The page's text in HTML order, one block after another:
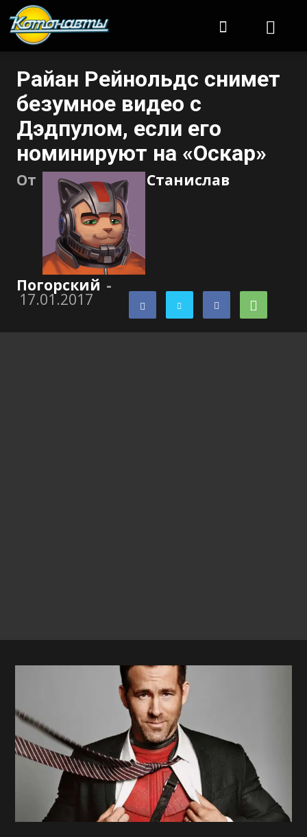
Райан Рейнольдс снимет
безумное видео с
Дэдпулом, если его
номинируют на «Оскар»
От Станислав
Погорский -
17.01.2017